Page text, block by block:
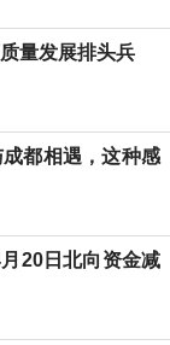
量发展排头兵
都相遇，这种感
20日北向资金减